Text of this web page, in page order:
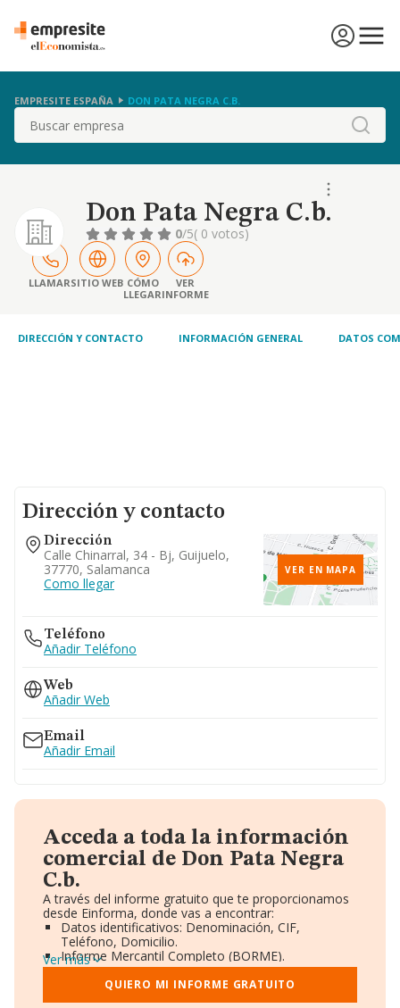
EMPRESITE ESPAÑA DON PATA NEGRA C.B.
Buscar
Don Pata Negra C.b.
0/5( 0 votos)
LLAMARSITIO WEB CÓMO
LLEGAR
VER
INFORME
DIRECCIÓN Y CONTACTO INFORMACIÓN GENERAL DATOS
Dirección y contacto
Dirección
Calle Chinarral, 34 - Bj, Guijuelo,
37770, Salamanca
Como llegar
VER EN MAPA
Teléfono
Añadir Teléfono
Web
Añadir Web
Email
Añadir Email
Acceda a toda la información
comercial de Don Pata Negra
C.b.
A través del informe gratuito que te proporcionamos
desde Einforma, donde vas a encontrar:
Datos identificativos: Denominación, CIF,
Teléfono, Domicilio.
Informe Mercantil Completo (BORME).
Gráficos de Evolución Ventas y Empleados.
Consejo de Administración y Administradores.
Directivos y Ejecutivos.
Ver más
QUIERO MI INFORME GRATUITO